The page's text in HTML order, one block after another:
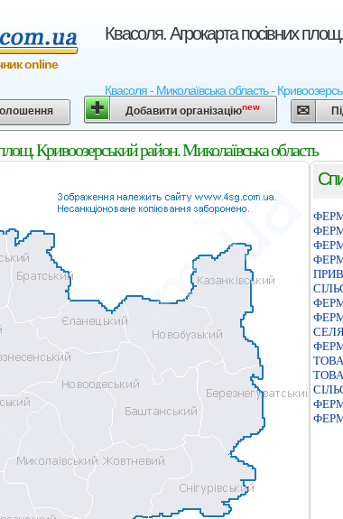
Квасоля. Агрокарта посівних
Квасоля - Миколаївська область -
online
Добавити організаціюnew
Кривоозерський район. Миколаївська область